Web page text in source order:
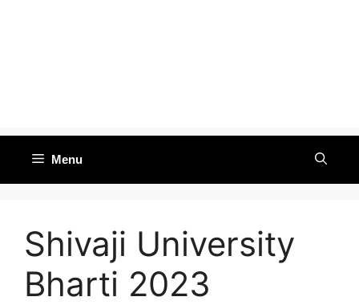
Menu
Shivaji University
Bharti 2023